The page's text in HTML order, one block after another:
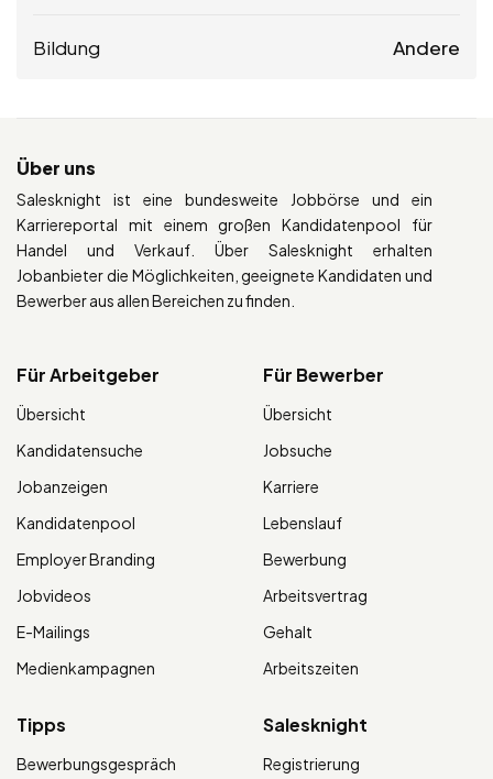
Bildung Andere
Über uns
Salesknight ist eine bundesweite Jobbörse und ein
Karriereportal mit einem großen Kandidatenpool für
Handel und Verkauf. Über Salesknight erhalten
Jobanbieter die Möglichkeiten, geeignete Kandidaten und
Bewerber aus allen Bereichen zu finden.
Für Arbeitgeber
Übersicht
Kandidatensuche
Jobanzeigen
Kandidatenpool
Employer Branding
Jobvideos
E-Mailings
Medienkampagnen
Für Bewerber
Übersicht
Jobsuche
Karriere
Lebenslauf
Bewerbung
Arbeitsvertrag
Gehalt
Arbeitszeiten
Tipps
Bewerbungsgespräch
Salesknight
Registrierung